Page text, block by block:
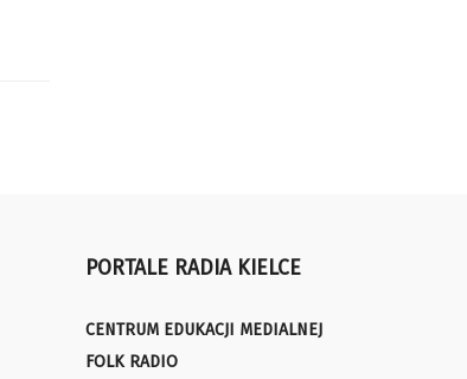
PORTALE RADIA KIELCE
CENTRUM EDUKACJI MEDIALNEJ
FOLK RADIO